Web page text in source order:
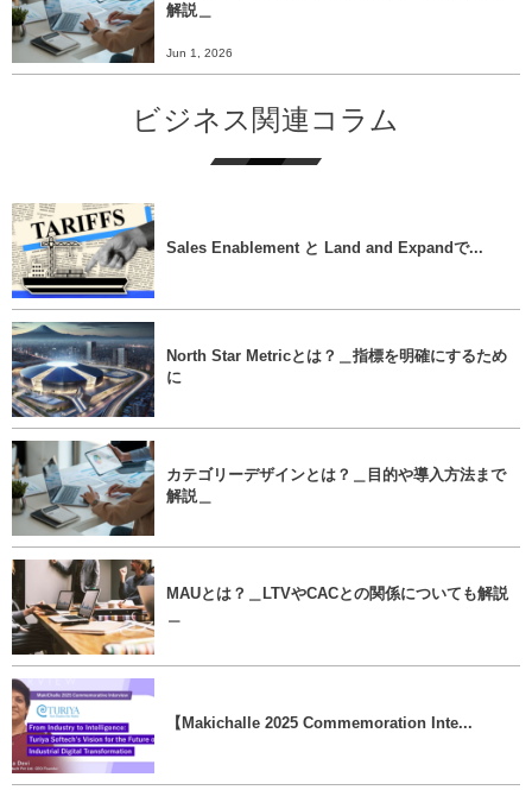
解説＿
Jun 1, 2026
ビジネス関連コラム
Sales Enablement と Land and Expandで...
North Star Metricとは？＿指標を明確にするため
に
カテゴリーデザインとは？＿目的や導入方法まで
解説＿
MAUとは？＿LTVやCACとの関係についても解説
【Makichalle 2025 Commemoration Inte...